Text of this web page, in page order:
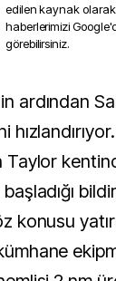
edilen kaynak
haberlerimizi
görebilirsiniz.
Taylor
konusu